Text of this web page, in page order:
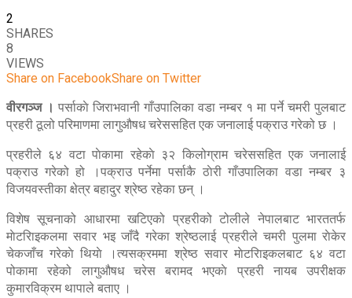
2
SHARES
8
VIEWS
Share on FacebookShare on Twitter
वीरगञ्ज । पर्साकाे जिराभवानी गाँउपालिका वडा नम्बर १ मा पर्ने चमरी पुलबाट
प्रहरी ठूलो परिमाणमा लागुऔषध चरेससहित एक जनालाई पक्राउ गरेको छ ।
प्रहरीले ६४ वटा पाेकामा रहेकाे ३२ किलोग्राम चरेससहित एक जनालाई
पक्राउ गरेको हो ।पक्राउ पर्नेमा पर्साकै ठाेरी गाँउपालिका वडा नम्बर ३
विजयवस्तीका क्षेत्र बहादुर श्रेष्ठ रहेका छन् ।
विशेष सूचनाको आधारमा खटिएको प्रहरीको टोलीले नेपालबाट भारततर्फ
माेटरिाइकलमा सवार भइ जाँदै गरेका श्रेष्ठलाई प्रहरीले चमरी पुलमा राेकेर
चेकजाँच गरेकाे थियाे ।त्यसक्रममा श्रेष्ठ सवार माेटरिाइकलबाट ६४ वटा
पोकामा रहेको लागुऔषध चरेस बरामद भएकाे प्रहरी नायब उपरीक्षक
कुमारविक्रम थापाले बताए ।